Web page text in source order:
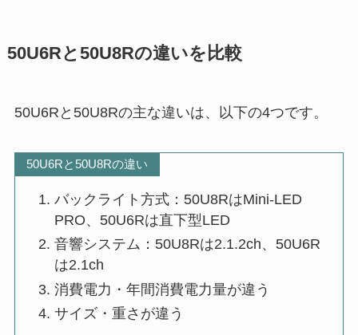
50U6Rと50U8Rの違いを比較
50U6Rと50U8Rの主な違いは、以下の4つです。
50U6Rと50U8Rの違い
バックライト方式：50U8RはMini-LED
PRO、50U6Rは直下型LED
音響システム：50U8Rは2.1.2ch、50U6R
は2.1ch
消費電力・年間消費電力量が違う
サイズ・重さが違う